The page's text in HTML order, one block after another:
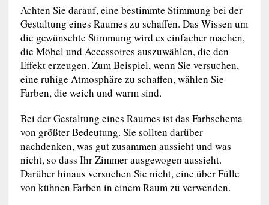
Achten Sie darauf, eine bestimmte Stimmung bei der
Gestaltung eines Raumes zu schaffen. Das Wissen um
die gewünschte Stimmung wird es einfacher machen,
die Möbel und Accessoires auszuwählen, die den
Effekt erzeugen. Zum Beispiel, wenn Sie versuchen,
eine ruhige Atmosphäre zu schaffen, wählen Sie
Farben, die weich und warm sind.
Bei der Gestaltung eines Raumes ist das Farbschema
von größter Bedeutung. Sie sollten darüber
nachdenken, was gut zusammen aussieht und was
nicht, so dass Ihr Zimmer ausgewogen aussieht.
Darüber hinaus versuchen Sie nicht, eine über Fülle
von kühnen Farben in einem Raum zu verwenden.